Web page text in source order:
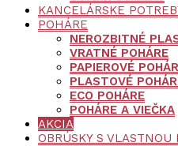
KANCELÁRSKE
POHÁRE
NEROZBITNÉ
VRATNÉ POHÁRE
PAPIEROVÉ
PLASTOVÉ
ECO POHÁRE
POHÁRE A VIEČKA
AKCIA
OBRÚSKY S VLASTNOU